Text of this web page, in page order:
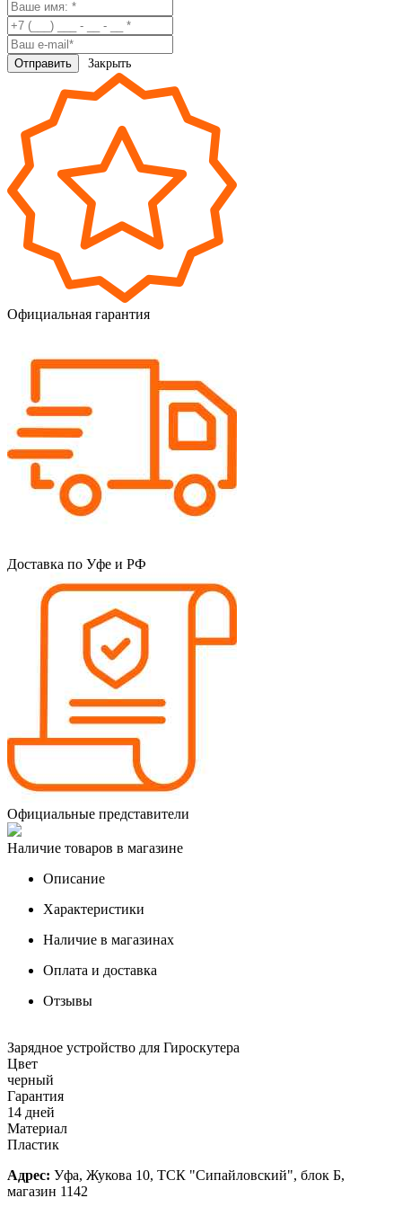
Закрыть
Официальная гарантия
Доставка по Уфе и РФ
Официальные представители
Наличие товаров в магазине
Описание
Характеристики
Наличие в магазинах
Оплата и доставка
Отзывы
Зарядное устройство для Гироскутера
Цвет
черный
Гарантия
14 дней
Материал
Пластик
Адрес: Уфа, Жукова 10, ТСК "Сипайловский", блок Б,
магазин 1142